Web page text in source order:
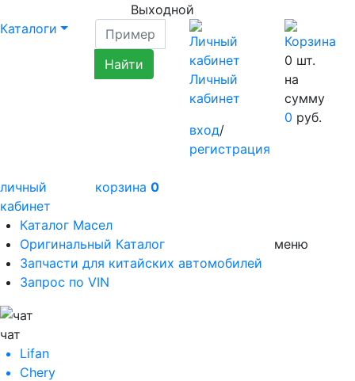
Выходной
Каталоги
Личный
кабинет
вход/
регистрация
0 шт.
на
сумму
0 руб.
личный
кабинет
корзина 0
Каталог Масел
Оригинальный Каталог
Запчасти для китайских автомобилей
Запрос по VIN
меню
чат
Lifan
Chery